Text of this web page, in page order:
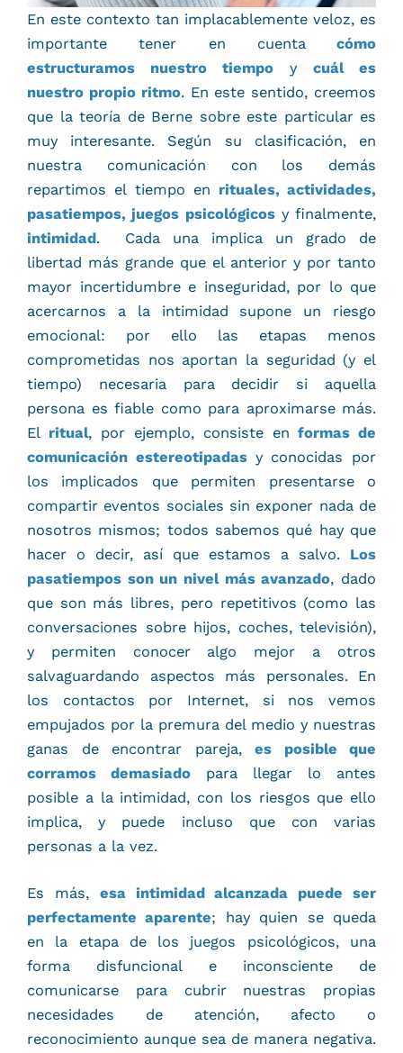
En este contexto tan implacablemente veloz, es
importante tener en cuentacómo
estructuramos nuestro tiempo y cuál es
nuestro propio ritmo. En este sentido, creemos
que la teoría de Berne sobre este particular es
muy interesante. Según su clasificación, en
nuestra comunicación con los demás
repartimos el tiempo en rituales, actividades,
pasatiempos, juegos psicológicosy finalmente,
intimidad. Cada una implica un grado de
libertad más grande que el anterior y por tanto
mayor incertidumbre e inseguridad, por lo que
acercarnos a la intimidad supone un riesgo
emocional: por ello las etapas menos
comprometidas nos aportan la seguridad (y el
tiempo) necesaria para decidir si aquella
persona es fiable como para aproximarse más.
El ritual, por ejemplo, consiste en formas de
comunicación estereotipadas y conocidas por
los implicados que permiten presentarse o
compartir eventos sociales sin exponer nada de
nosotros mismos; todos sabemos qué hay que
hacer o decir, así que estamos a salvo. Los
pasatiempos son un nivel más avanzado, dado
que son más libres, pero repetitivos (como las
conversaciones sobre hijos, coches, televisión),
y permiten conocer algo mejor a otros
salvaguardando aspectos más personales. En
los contactos por Internet, si nos vemos
empujados por la premura del medio y nuestras
ganas de encontrar pareja, es posible que
corramos demasiado para llegar lo antes
posible a la intimidad, con los riesgos que ello
implica, y puede incluso que con varias
personas a la vez.
Es más, esa intimidad alcanzada puede ser
perfectamente aparente; hay quien se queda
en la etapa de los juegos psicológicos, una
forma disfuncional e inconsciente de
comunicarse para cubrir nuestras propias
necesidades de atención, afecto o
reconocimiento aunque sea de manera negativa.